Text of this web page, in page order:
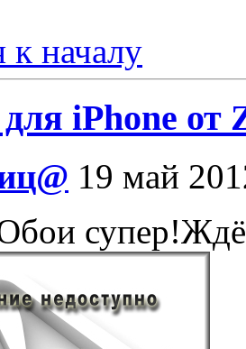
к началу
iPhone от
19 май